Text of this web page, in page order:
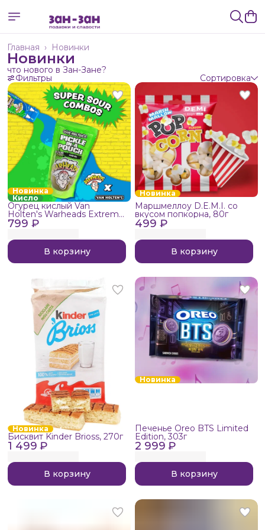
Новинки
Главная ›
Новинки
что нового в Зан-Зане?
Фильтры Сортировка
Новинка
Кисло
799 ₽
Огурец кислый Van
Holten's Warheads Extreme
Sour, 140г
В корзину
Новинка
499 ₽
Маршмеллоу D.E.M.I. со
вкусом попкорна, 80г
В корзину
Новинка
1 499 ₽
Бисквит Kinder Brioss, 270г
В корзину
Новинка
2 999 ₽
Печенье Oreo BTS Limited
Edition, 303г
В корзину